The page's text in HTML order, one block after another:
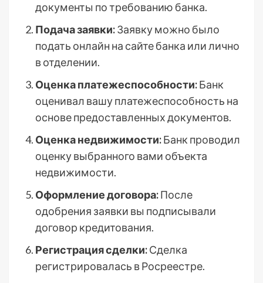
документы по требованию банка.
Подача заявки:Заявку можно было
подать онлайн на сайте банка или лично
в отделении.
Оценка платежеспособности:Банк
оценивал вашу платежеспособность на
основе предоставленных документов.
Оценка недвижимости:Банк проводил
оценку выбранного вами объекта
недвижимости.
Оформление договора:После
одобрения заявки вы подписывали
договор кредитования.
Регистрация сделки:Сделка
регистрировалась в Росреестре.